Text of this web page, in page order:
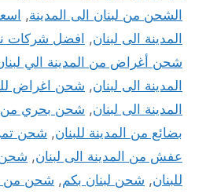
الشحن من لبنان الى المدينة,
المدينة الى لبنان, افضل شركات
شحن أغراض من المدينة الي
المدينة الى لبنان, شحن اغراض
المدينة الى لبنان, شحن بحري من
بضائع من المدينة للبنان, شحن
عفش من المدينة الى لبنان, شحن
للبنان, شحن لبنان بكم, شحن من